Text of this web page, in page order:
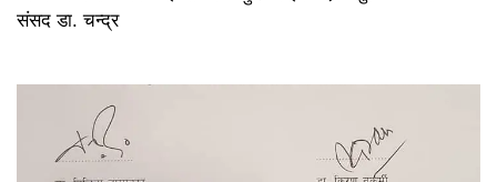
संसद डा. चन्द्र